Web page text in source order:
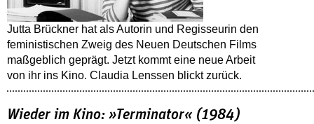
Jutta Brückner hat als Autorin und Regisseurin den
feministischen Zweig des Neuen Deutschen Films
maßgeblich geprägt. Jetzt kommt eine neue Arbeit
von ihr ins Kino. Claudia Lenssen blickt zurück.
Wieder im Kino: »Terminator« (1984)